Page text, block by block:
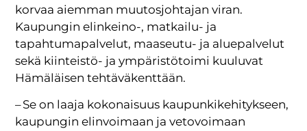
korvaa aiemman muutosjohtajan viran.
Kaupungin elinkeino-, matkailu- ja
tapahtumapalvelut, maaseutu- ja aluepalvelut
sekä kiinteistö- ja ympäristötoimi kuuluvat
Hämäläisen tehtäväkenttään.
– Se on laaja kokonaisuus kaupunkikehitykseen,
kaupungin elinvoimaan ja vetovoimaan